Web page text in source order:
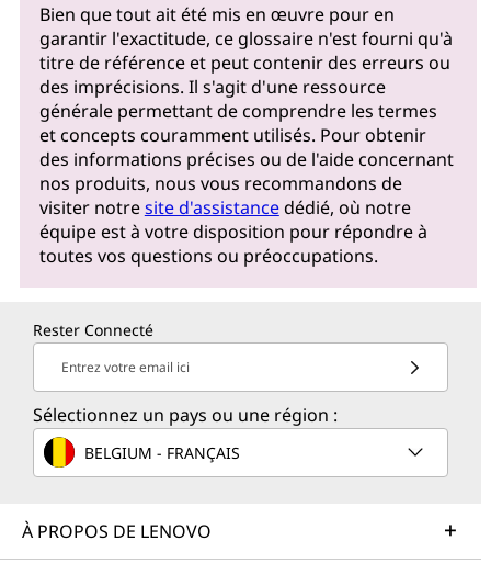
Bien que tout ait été mis en œuvre pour en
garantir l'exactitude, ce glossaire n'est fourni qu'à
titre de référence et peut contenir des erreurs ou
des imprécisions. Il s'agit d'une ressource
générale permettant de comprendre les termes
et concepts couramment utilisés. Pour obtenir
des informations précises ou de l'aide concernant
nos produits, nous vous recommandons de
visiter notresite d'assistancedédié, où notre
équipe est à votre disposition pour répondre à
toutes vos questions ou préoccupations.
Rester Connecté
Entrez votre email ici
Sélectionnez un pays ou une région :
BELGIUM - FRANÇAIS
À PROPOS DE LENOVO